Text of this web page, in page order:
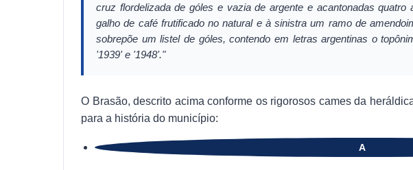
cruz flordelizada de góles e vazia de argente e acantonadas
galho de café frutificado no natural e à sinistra um ramo de
sobrepõe um listel de góles, contendo em letras argentinas o
'1939' e '1948'."
O Brasão, descrito acima conforme os rigorosos cames da
para a história do município:
A